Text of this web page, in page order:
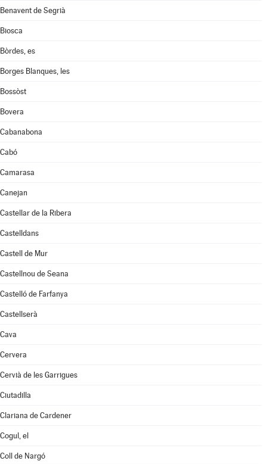
Benavent de Segrià
Biosca
Bòrdes, es
Borges Blanques, les
Bossòst
Bovera
Cabanabona
Cabó
Camarasa
Canejan
Castellar de la Ribera
Castelldans
Castell de Mur
Castellnou de Seana
Castelló de Farfanya
Castellserà
Cava
Cervera
Cervià de les Garrigues
Ciutadilla
Clariana de Cardener
Cogul, el
Coll de Nargó